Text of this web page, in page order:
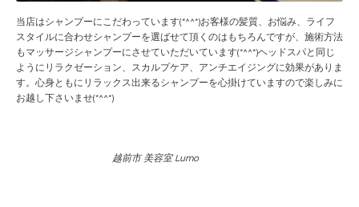
当店はシャンプーにこだわっています(*^^*)お客様の髪質、お悩み、ライフ
スタイルに合わせシャンプーを選ばせて頂くのはもちろんですが、施術方法
もマッサージシャンプーにさせていただいています(*^^*)ヘッドスパと同じ
ようにリラクゼーション、スカルプケア、アンチエイジングに効果がありま
す。心身ともにリラックス出来るシャンプーを心掛けていますので楽しみに
お越し下さいませ(*^^*)
越前市 美容室 Lumo